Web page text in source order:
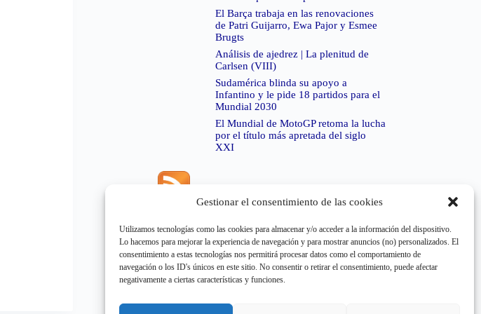
Gestionar el consentimiento de las cookies
Utilizamos tecnologías como las cookies para almacenar y/o acceder a la información del dispositivo.
Lo hacemos para mejorar la experiencia de navegación y para mostrar anuncios (no) personalizados. El
consentimiento a estas tecnologías nos permitirá procesar datos como el comportamiento de
navegación o los ID's únicos en este sitio. No consentir o retirar el consentimiento, puede afectar
negativamente a ciertas características y funciones.
El Barça trabaja en las renovaciones
de Patri Guijarro, Ewa Pajor y Esmee
Brugts
Análisis de ajedrez | La plenitud de
Carlsen (VIII)
Sudamérica blinda su apoyo a
Infantino y le pide 18 partidos para el
Mundial 2030
El Mundial de MotoGP retoma la lucha
por el título más apretada del siglo
XXI
Error de RSS:Retrieved unsupported status code
"404"